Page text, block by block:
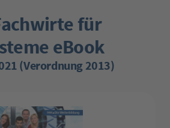
für
eBook
(Verordnung 2013)